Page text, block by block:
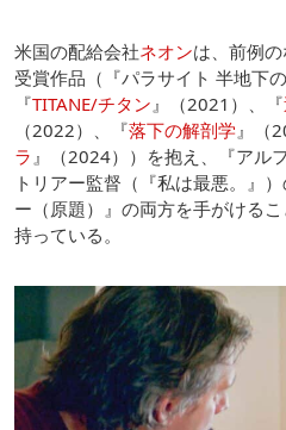
米国の配給会社ネオンは、前例
受賞作品（『パラサイト 半地下
『TITANE/チタン 』（2021）、『
（2022）、『落下の解剖学 』（
ラ 』（2024））を抱え、『アル
トリアー監督（『私は最悪。』
ー（原題）』の両方を手がける
持っている。